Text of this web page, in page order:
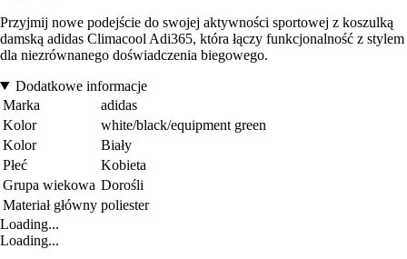
Przyjmij nowe podejście do swojej aktywności sportowej z koszulką
damską adidas Climacool Adi365, która łączy funkcjonalność z stylem
dla niezrównanego doświadczenia biegowego.
Dodatkowe informacje
Marka
adidas
Kolor
white/black/equipment green
Kolor
Biały
Płeć
Kobieta
Grupa wiekowa Dorośli
Materiał główny poliester
Loading...
Loading...